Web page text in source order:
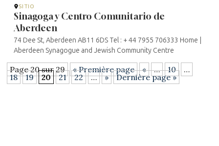
SITIO
Sinagoga y Centro Comunitario de
Aberdeen
74 Dee St, Aberdeen AB11 6DS Tel : + 44 7955 706333 Home |
Aberdeen Synagogue and Jewish Community Centre
Page 20 sur 29 « Première page « … 10
…
18
19 20 21 22 … » Dernière page »